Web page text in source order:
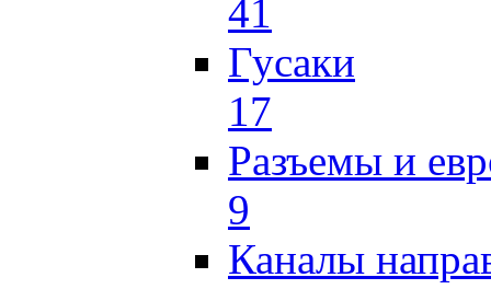
41
Гусаки
17
Разъемы и
9
Каналы